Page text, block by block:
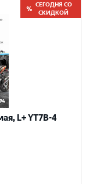
СЕГОДНЯ СО
СКИДКОЙ
L+ YT7B-4